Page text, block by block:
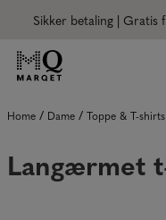
Sikker betaling | Gratis
Home / Dame / Toppe & T-shirts
Langærmet